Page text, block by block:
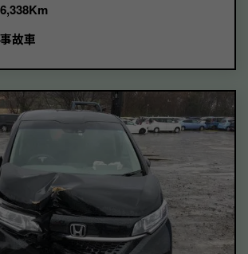
6,338Km
事故車